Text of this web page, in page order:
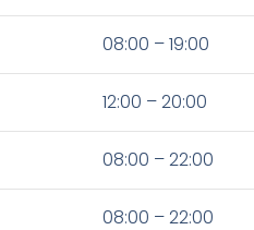
08:00 – 19:00
12:00 – 20:00
08:00 – 22:00
08:00 – 22:00